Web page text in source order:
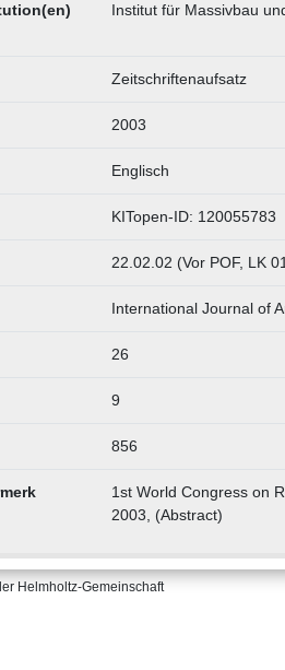
Institut für Massivbau
Zeitschriftenaufsatz
2003
Englisch
KITopen-ID: 120055783
22.02.02 (Vor POF, LK
International Journal of
26
9
856
1st World Congress on
2003, (Abstract)
Helmholtz-Gemeinschaft